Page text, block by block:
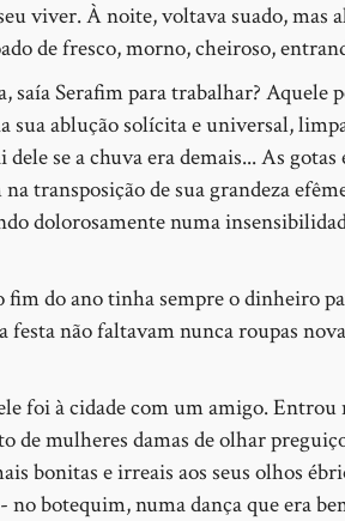
viver. À noite, voltava suado, mas
de fresco, morno, cheiroso,
saía Serafim para trabalhar? Aquele
sua ablução solícita e universal,
se a chuva era demais... As
transposição de sua grandeza
dolorosamente numa
do ano tinha sempre o dinheiro
festa não faltavam nunca roupas
foi à cidade com um amigo.
de mulheres damas de olhar
bonitas e irreais aos seus olhos
botequim, numa dança que era